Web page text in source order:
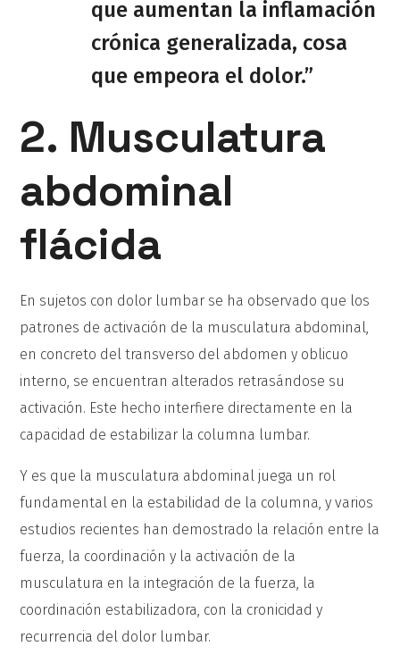
que aumentan la inflamación
crónica generalizada, cosa
que empeora el dolor.”
2. Musculatura
abdominal
flácida
En sujetos con dolor lumbar se ha observado que los
patrones de activación de la musculatura abdominal,
en concreto del transverso del abdomen y oblicuo
interno, se encuentran alterados retrasándose su
activación. Este hecho interfiere directamente en la
capacidad de estabilizar la columna lumbar.
Y es que la musculatura abdominal juega un rol
fundamental en la estabilidad de la columna, y varios
estudios recientes han demostrado la relación entre la
fuerza, la coordinación y la activación de la
musculatura en la integración de la fuerza, la
coordinación estabilizadora, con la cronicidad y
recurrencia del dolor lumbar.